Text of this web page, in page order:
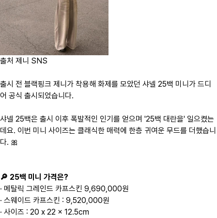
출처 제니 SNS
출시 전 블랙핑크 제니가 착용해 화제를 모았던 샤넬 25백 미니가 드디
어 공식 출시되었습니다.
샤넬 25백은 출시 이후 폭발적인 인기를 얻으며 '25백 대란을' 일으켰는
데요. 이번 미니 사이즈는 클래식한 매력에 한층 귀여운 무드를 더했습니
다. 🎀
🔎 25백 미니 가격은?
· 메탈릭 그레인드 카프스킨 9,690,000원
· 스웨이드 카프스킨 : 9,520,000원
· 사이즈 : 20 x 22 x 12.5cm